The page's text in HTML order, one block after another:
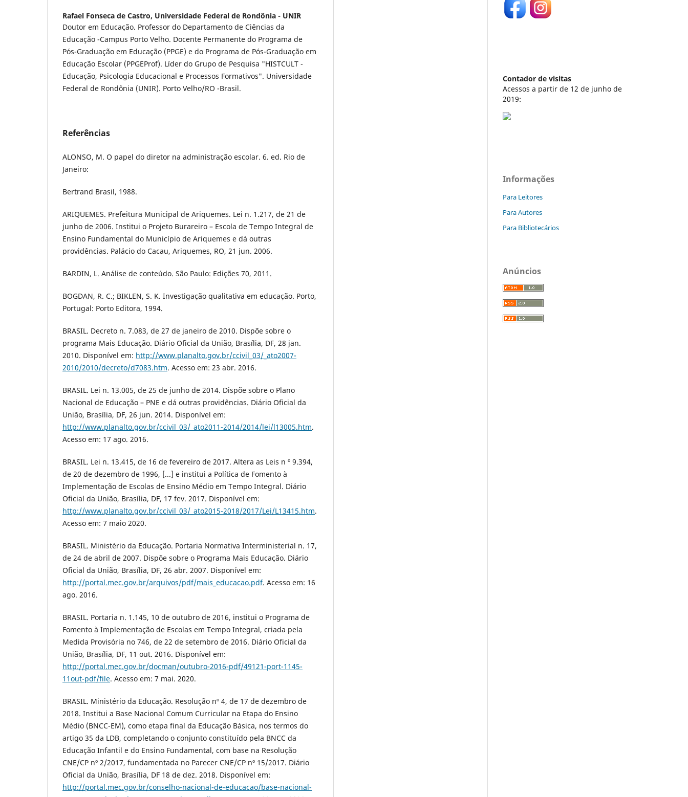
Rafael Fonseca de Castro, Universidade Federal de Rondônia - UNIR
Doutor em Educação. Professor do Departamento de Ciências da
Educação -Campus Porto Velho. Docente Permanente do Programa de
Pós-Graduação em Educação (PPGE) e do Programa de Pós-Graduação em
Educação Escolar (PPGEProf). Líder do Grupo de Pesquisa "HISTCULT -
Educação, Psicologia Educacional e Processos Formativos". Universidade
Federal de Rondônia (UNIR). Porto Velho/RO -Brasil.
Referências
ALONSO, M. O papel do diretor na administração escolar. 6. ed. Rio de
Janeiro:
Bertrand Brasil, 1988.
ARIQUEMES. Prefeitura Municipal de Ariquemes. Lei n. 1.217, de 21 de
junho de 2006. Institui o Projeto Burareiro – Escola de Tempo Integral de
Ensino Fundamental do Município de Ariquemes e dá outras
providências. Palácio do Cacau, Ariquemes, RO, 21 jun. 2006.
BARDIN, L. Análise de conteúdo. São Paulo: Edições 70, 2011.
BOGDAN, R. C.; BIKLEN, S. K. Investigação qualitativa em educação. Porto,
Portugal: Porto Editora, 1994.
BRASIL. Decreto n. 7.083, de 27 de janeiro de 2010. Dispõe sobre o
programa Mais Educação. Diário Oficial da União, Brasília, DF, 28 jan.
2010. Disponível em: http://www.planalto.gov.br/ccivil_03/_ato2007-
2010/2010/decreto/d7083.htm. Acesso em: 23 abr. 2016.
BRASIL. Lei n. 13.005, de 25 de junho de 2014. Dispõe sobre o Plano
Nacional de Educação – PNE e dá outras providências. Diário Oficial da
União, Brasília, DF, 26 jun. 2014. Disponível em:
http://www.planalto.gov.br/ccivil_03/_ato2011-2014/2014/lei/l13005.htm.
Acesso em: 17 ago. 2016.
BRASIL. Lei n. 13.415, de 16 de fevereiro de 2017. Altera as Leis n º 9.394,
de 20 de dezembro de 1996, [...] e institui a Política de Fomento à
Implementação de Escolas de Ensino Médio em Tempo Integral. Diário
Oficial da União, Brasília, DF, 17 fev. 2017. Disponível em:
http://www.planalto.gov.br/ccivil_03/_ato2015-2018/2017/Lei/L13415.htm.
Acesso em: 7 maio 2020.
BRASIL. Ministério da Educação. Portaria Normativa Interministerial n. 17,
de 24 de abril de 2007. Dispõe sobre o Programa Mais Educação. Diário
Oficial da União, Brasília, DF, 26 abr. 2007. Disponível em:
http://portal.mec.gov.br/arquivos/pdf/mais_educacao.pdf. Acesso em: 16
ago. 2016.
BRASIL. Portaria n. 1.145, 10 de outubro de 2016, institui o Programa de
Fomento à Implementação de Escolas em Tempo Integral, criada pela
Medida Provisória no 746, de 22 de setembro de 2016. Diário Oficial da
União, Brasília, DF, 11 out. 2016. Disponível em:
http://portal.mec.gov.br/docman/outubro-2016-pdf/49121-port-1145-
11out-pdf/file. Acesso em: 7 mai. 2020.
BRASIL. Ministério da Educação. Resolução nº 4, de 17 de dezembro de
2018. Institui a Base Nacional Comum Curricular na Etapa do Ensino
Médio (BNCC-EM), como etapa final da Educação Básica, nos termos do
artigo 35 da LDB, completando o conjunto constituído pela BNCC da
Educação Infantil e do Ensino Fundamental, com base na Resolução
CNE/CP nº 2/2017, fundamentada no Parecer CNE/CP nº 15/2017. Diário
Oficial da União, Brasília, DF 18 de dez. 2018. Disponível em:
http://portal.mec.gov.br/conselho-nacional-de-educacao/base-nacional-
Contador de visitas
Acessos a partir de 12 de junho de
2019:
Informações
Para Leitores
Para Autores
Para Bibliotecários
Anúncios